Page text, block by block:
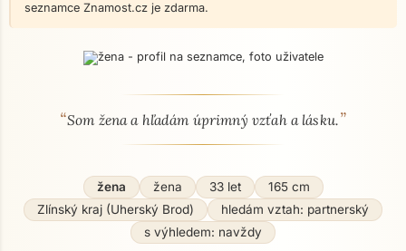
seznamce Znamost.cz je zdarma.
O mně - seznamka profil
“Som žena a hľadám úprimný vzťah a lásku.”
žena žena 33 let
165 cm
Zlínský kraj (Uherský Brod)
hledám vztah: partnerský
s výhledem: navždy